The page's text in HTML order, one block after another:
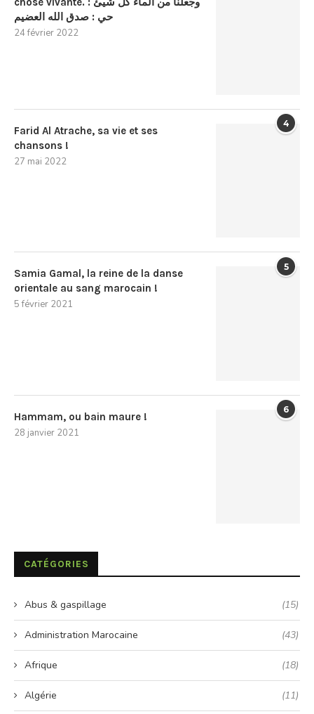
حي : صدق الله العضيم
24 février 2022
4
Farid Al Atrache, sa vie et ses
chansons !
27 mai 2022
5
Samia Gamal, la reine de la danse
orientale au sang marocain !
5 février 2021
6
Hammam, ou bain maure !
28 janvier 2021
CATÉGORIES
Abus & gaspillage (15)
Administration Marocaine (43)
Afrique (18)
Algérie (11)